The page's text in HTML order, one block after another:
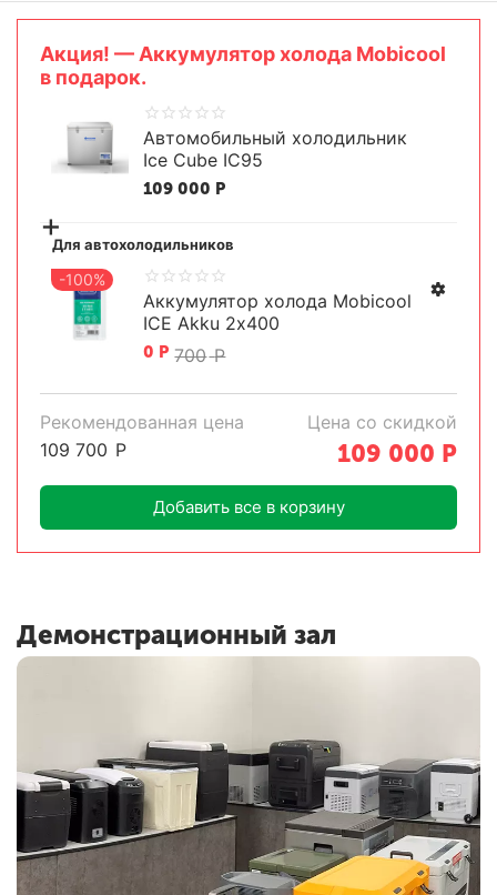
Aкция! — Аккумулятор холода Mobicool
в подарок.
Автомобильный холодильник
Ice Cube IC95
109 000 Р
+Для автохолодильников
-100%
Аккумулятор холода Mobicool
ICE Akku 2х400
0 Р 700 Р
Рекомендованная цена
109 700 Р
Цена со скидкой
109 000 Р
Добавить все в корзину
Демонстрационный зал